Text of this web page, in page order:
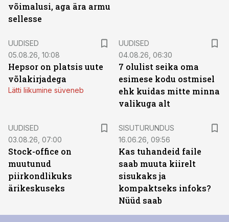
võimalusi, aga ära armu
sellesse
UUDISED
05.08.26, 10:08
Hepsor on platsis uute
võlakirjadega
Lätti liikumine süveneb
UUDISED
04.08.26, 06:30
7 olulist seika oma
esimese kodu ostmisel
ehk kuidas mitte minna
valikuga alt
UUDISED
03.08.26, 07:00
Stock-office on
muutunud
piirkondlikuks
ärikeskuseks
SISUTURUNDUS
16.06.26, 09:56
Kas tuhandeid faile
saab muuta kiirelt
sisukaks ja
kompaktseks infoks?
Nüüd saab